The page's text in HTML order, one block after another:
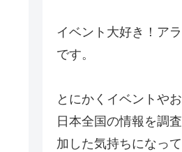
イベント大好き！ア
です。
とにかくイベントや
日本全国の情報を調
加した気持ちになっ